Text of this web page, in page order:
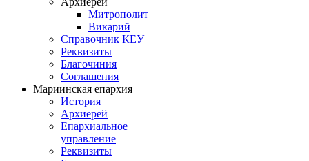
Митрополит
Викарий
Справочник КЕУ
Реквизиты
Благочиния
Соглашения
Мариинская епархия
История
Архиерей
Епархиальное
управление
Реквизиты